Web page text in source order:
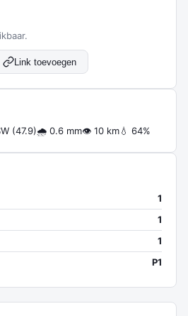
Link toevoegen
(47.9)🌧 0.6 mm👁 10 km💧 64%
1
1
1
P1